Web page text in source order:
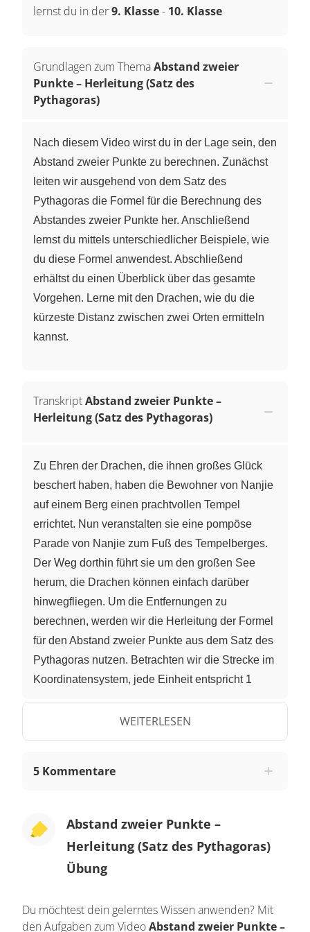
lernst du in der9. Klasse- 10. Klasse
Grundlagen zum ThemaAbstand zweier
Punkte – Herleitung (Satz des
Pythagoras)
Nach diesem Video wirst du in der Lage sein, den
Abstand zweier Punkte zu berechnen. Zunächst
leiten wir ausgehend von dem Satz des
Pythagoras die Formel für die Berechnung des
Abstandes zweier Punkte her. Anschließend
lernst du mittels unterschiedlicher Beispiele, wie
du diese Formel anwendest. Abschließend
erhältst du einen Überblick über das gesamte
Vorgehen. Lerne mit den Drachen, wie du die
kürzeste Distanz zwischen zwei Orten ermitteln
kannst.
TranskriptAbstand zweier Punkte –
Herleitung (Satz des Pythagoras)
Zu Ehren der Drachen, die ihnen großes Glück
beschert haben, haben die Bewohner von Nanjie
auf einem Berg einen prachtvollen Tempel
errichtet. Nun veranstalten sie eine pompöse
Parade von Nanjie zum Fuß des Tempelberges.
Der Weg dorthin führt sie um den großen See
herum, die Drachen können einfach darüber
hinwegfliegen. Um die Entfernungen zu
berechnen, werden wir die Herleitung der Formel
für den Abstand zweier Punkte aus dem Satz des
Pythagoras nutzen. Betrachten wir die Strecke im
Koordinatensystem, jede Einheit entspricht 1
Tempelberges liegt in Punkt A. Die Dorfbewohner
nehmen den Weg um den See herum, sie biegen
Dorfbewohner gehen? Wir zählen von 2 bis 10
diese Strecke 6 Kilometer lang ist. Die
Dorfbewohner müssen also 14 Kilometer gehen,
um zum Tempelberg zu kommen. Die Drachen
des Berges in Punkt A. Wir können aber nicht
WEITERLESEN
5 Kommentare
Abstand zweier Punkte –
Herleitung (Satz des Pythagoras)
Übung
Du möchtest dein gelerntes Wissen anwenden? Mit
den Aufgaben zum VideoAbstand zweier Punkte –